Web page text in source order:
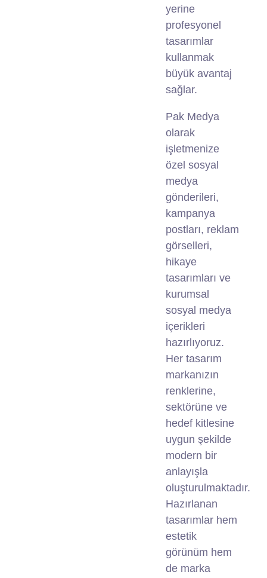
yerine
profesyonel
tasarımlar
kullanmak
büyük avantaj
sağlar.
Pak Medya
olarak
işletmenize
özel sosyal
medya
gönderileri,
kampanya
postları, reklam
görselleri,
hikaye
tasarımları ve
kurumsal
sosyal medya
içerikleri
hazırlıyoruz.
Her tasarım
markanızın
renklerine,
sektörüne ve
hedef kitlesine
uygun şekilde
modern bir
anlayışla
oluşturulmaktadır.
Hazırlanan
tasarımlar hem
estetik
görünüm hem
de marka